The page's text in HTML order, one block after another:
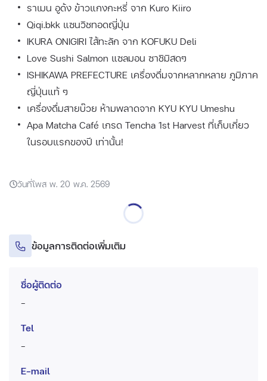
ราเมน อูด้ง ข้าวแกงกะหรี่ จาก Kuro Kiiro
Qiqi.bkk แซนวิชทอดญี่ปุ่น
IKURA ONIGIRI ไส้ทะลัก จาก KOFUKU Deli
Love Sushi Salmon แซลมอน ซาชิมิสดๆ
ISHIKAWA PREFECTURE เครื่องดื่มจากหลากหลาย ภูมิภาค
ญี่ปุ่นแท้ ๆ
เครื่องดื่มสายบ๊วย ห้ามพลาดจาก KYU KYU Umeshu
Apa Matcha Café เกรด Tencha 1st Harvest ที่เก็บเกี่ยว
ในรอบแรกของปี เท่านั้น!
วันที่โพส พ. 20 พ.ค. 2569
ข้อมูลการติดต่อเพิ่มเติม
ชื่อผู้ติดต่อ
-
Tel
-
E-mail